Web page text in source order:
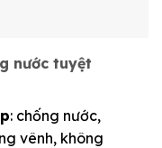
nước tuyệt
: chống nước,
vênh, không